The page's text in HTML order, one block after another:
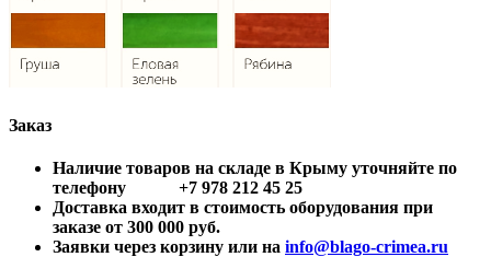
Заказ
Наличие товаров на складе в Крыму уточняйте по
телефону +7 978 212 45 25
Доставка входит в стоимость оборудования при
заказе от 300 000 руб.
Заявки через корзину или на info@blago-crimea.ru